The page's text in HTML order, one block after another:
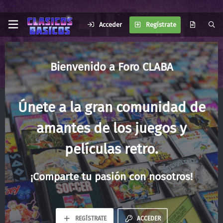
Acceder Regístrate
Foro CLABA
Únete a la gran comunidad de
amantes de los juegos y
películas retro.
¡Comparte tu pasión con nosotros!
ACCEDER
REGÍSTRATE